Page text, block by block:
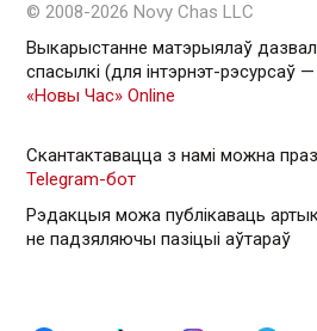
© 2008-2026 Novy Chas LLC
Выкарыстанне матэрыялаў
спасылкі (для інтэрнэт-рэсурсаў
«Новы Час» Online
Скантактавацца з намі можна праз
Telegram-бот
Рэдакцыя можа публікаваць
не падзяляючы пазіцыі аўтараў